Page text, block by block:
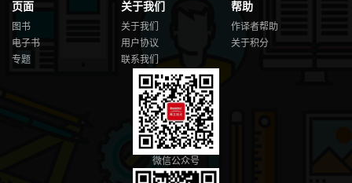
页面
图书
电子书
专题
关于我们
关于我们
用户协议
联系我们
帮助
作译者帮助
关于积分
微信公众号